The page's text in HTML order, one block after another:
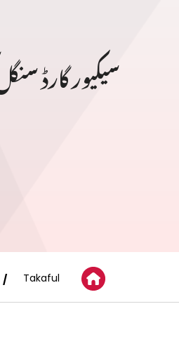
سیکیور گارڈ
Takaful